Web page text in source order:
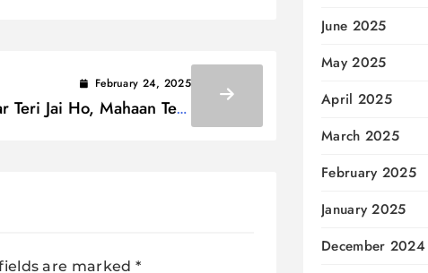
February 24, 2025
Teri Jai Ho, Mahaan Tera
/ ईश्वर तेरी जय हो, महान
are marked *
June 2025
May 2025
April 2025
March 2025
February 2025
January 2025
December 2024